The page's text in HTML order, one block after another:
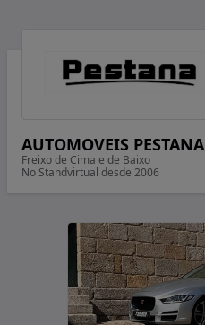
AUTOMOVEIS PESTANA
Freixo de Cima e de Baixo
No Standvirtual desde 2006